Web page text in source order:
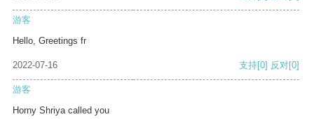
游客
Hello, Greetings fr
2022-07-16 支持[0] 反对[0]
游客
Horny Shriya called you